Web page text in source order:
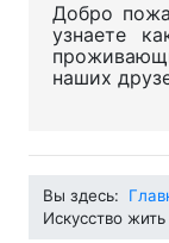
Добро
узнаете
наших
Вы здесь:
Искусство